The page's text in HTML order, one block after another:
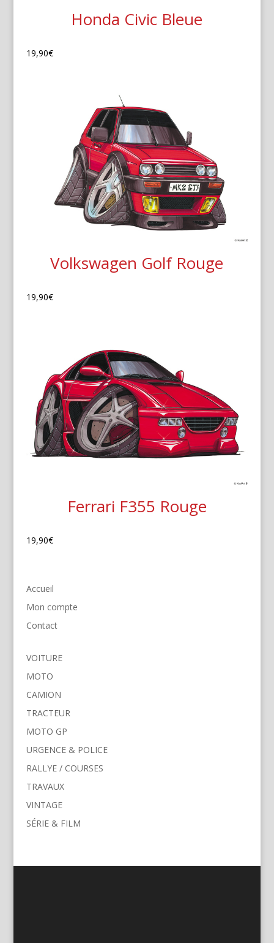
Honda Civic Bleue
19,90€
Volkswagen Golf Rouge
19,90€
Ferrari F355 Rouge
19,90€
Accueil
Mon compte
Contact
VOITURE
MOTO
CAMION
TRACTEUR
MOTO GP
URGENCE & POLICE
RALLYE / COURSES
TRAVAUX
VINTAGE
SÉRIE & FILM